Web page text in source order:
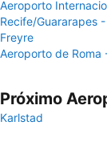
Aeroporto
Recife/Guararapes
Freyre
Aeroporto de Roma
Próximo
Karlstad